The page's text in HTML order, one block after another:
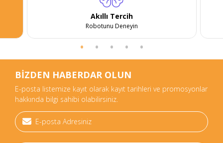
Akıllı Tercih
Robotunu Deneyin
BİZDEN HABERDAR OLUN
E-posta listemize kayıt olarak kayıt tarihleri ve promosyonlar
hakkında bilgi sahibi olabilirsiniz.